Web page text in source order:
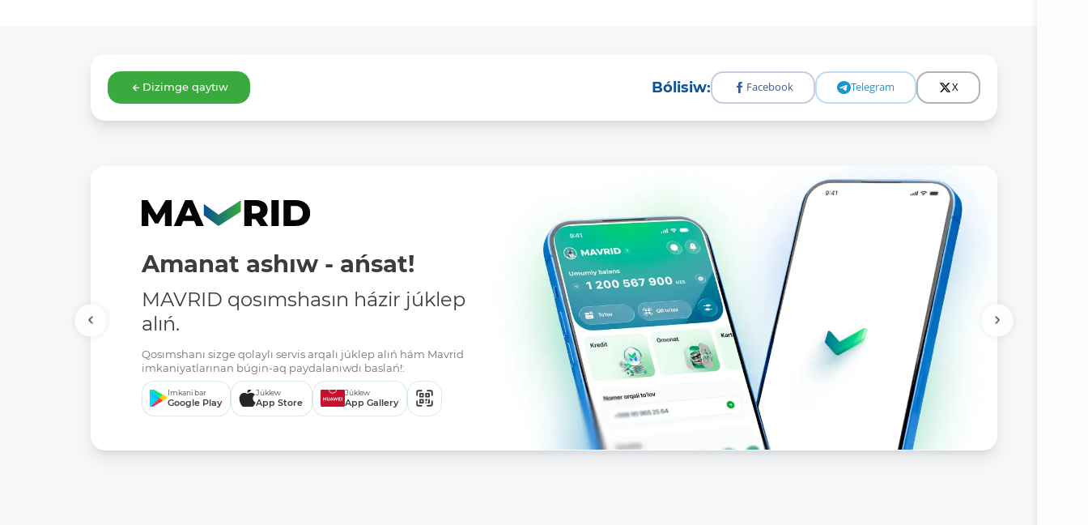
Dizimge qaytıw Bólisiw: Facebook Telegram X
Amanat ashıw - ańsat!
MAVRID qosımshasın házir júklep
alıń.
Qosımshanı sizge qolaylı servis arqalı júklep alıń hám Mavrid
imkaniyatlarınan búgin-aq paydalanıwdı baslań!:
Imkani bar
Google Play
Júklew
App Store
Júklew
App Gallery